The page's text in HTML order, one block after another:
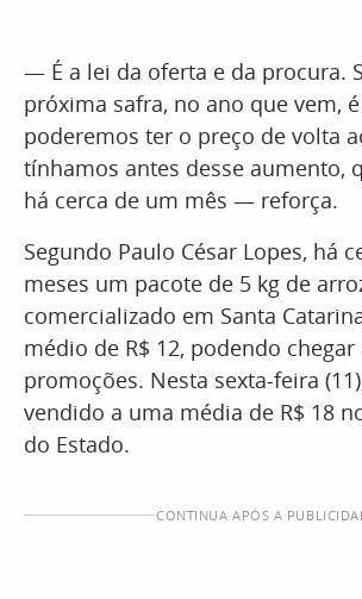
— É a lei da oferta e da procura.
próxima safra, no ano que vem,
poderemos ter o preço de volta
tínhamos antes desse aumento,
há cerca de um mês — reforça.
Segundo Paulo César Lopes, há
meses um pacote de 5 kg de
comercializado em Santa
médio de R$ 12, podendo chegar
promoções. Nesta sexta-feira
vendido a uma média de R$ 18
do Estado.
CONTINUA APÓS A